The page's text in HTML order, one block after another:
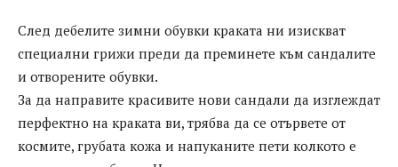
След дебелите зимни обувки краката ни изискват
специални грижи преди да преминете към сандалите
и отворените обувки.
За да направите красивите нови сандали да изглеждат
перфектно на краката ви, трябва да се отървете от
космите, грубата кожа и напуканите пети колкото е